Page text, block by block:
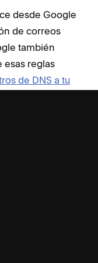
desde Google
de correos
también
esas reglas
de DNS a tu